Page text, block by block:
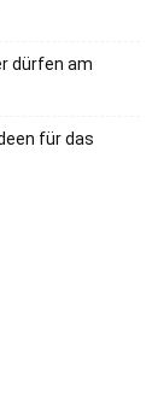
dürfen am
für das